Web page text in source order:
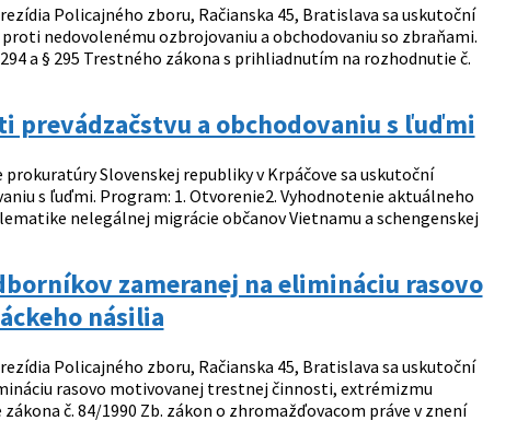
Policajného zboru, Račianska 45, Bratislava sa uskutoční
nedovolenému ozbrojovaniu a obchodovaniu so zbraňami.
a § 295 Trestného zákona s prihliadnutím na rozhodnutie č.
prevádzačstvu a obchodovaniu s ľuďmi
Slovenskej republiky v Krpáčove sa uskutoční
s ľuďmi. Program: 1. Otvorenie2. Vyhodnotenie aktuálneho
nelegálnej migrácie občanov Vietnamu a schengenskej
zameranej na elimináciu rasovo
násilia
Policajného zboru, Račianska 45, Bratislava sa uskutoční
rasovo motivovanej trestnej činnosti, extrémizmu
č. 84/1990 Zb. zákon o zhromažďovacom práve v znení